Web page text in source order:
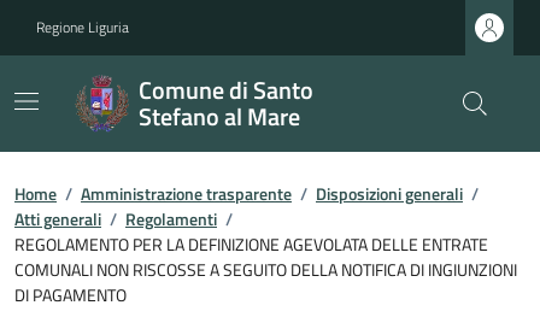
Regione Liguria
Comune di Santo
Stefano al Mare
Home / Amministrazione trasparente / Disposizioni generali /
Atti generali / Regolamenti /
REGOLAMENTO PER LA DEFINIZIONE AGEVOLATA DELLE ENTRATE
COMUNALI NON RISCOSSE A SEGUITO DELLA NOTIFICA DI INGIUNZIONI
DI PAGAMENTO